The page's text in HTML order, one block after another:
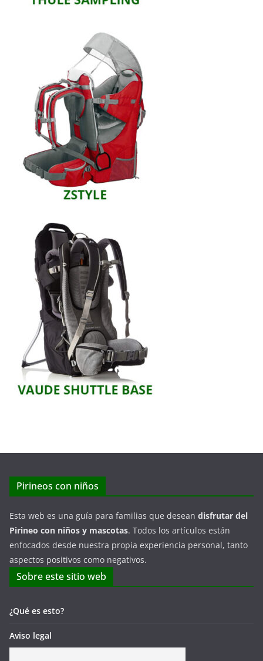
Pirineos con niños
Esta web es una guía para familias que desean disfrutar del
Pirineo con niños y mascotas. Todos los artículos están
enfocados desde nuestra propia experiencia personal, tanto
aspectos positivos como negativos.
Sobre este sitio web
¿Qué es esto?
Aviso legal